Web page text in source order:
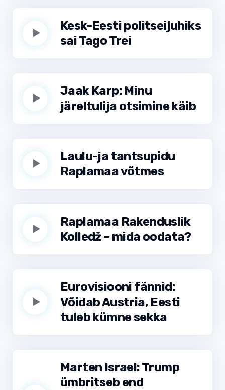
Kesk-Eesti politseijuhiks
sai Tago Trei
Jaak Karp: Minu
järeltulija otsimine käib
Laulu-ja tantsupidu
Raplamaa võtmes
Raplamaa Rakenduslik
Kolledž – mida oodata?
Eurovisiooni fännid:
Võidab Austria, Eesti
tuleb kümne sekka
Marten Israel: Trump
ümbritseb end